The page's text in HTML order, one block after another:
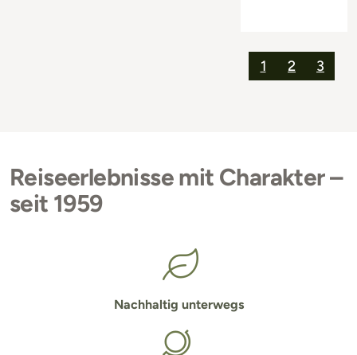
1 2 3
Reiseerlebnisse mit Charakter –
seit 1959
Nachhaltig unterwegs